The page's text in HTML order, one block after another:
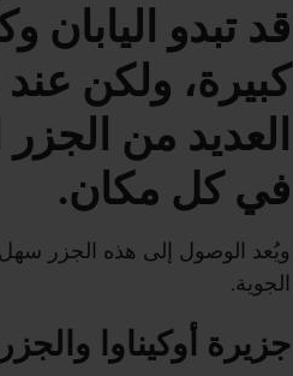
قد تبدو اليابان
كبيرة، ولكن
العديد من
في كل مكان.
ويُعد الوصول إلى هذه الجزر
الجوية.
جزيرة أوكيناوا